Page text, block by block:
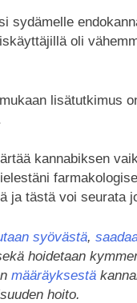
sydämelle
oli
lisätutkimus
kannabiksen
ja tästä voi seurata
syövästä,
hoidetaan
määräyksestä
hoito.